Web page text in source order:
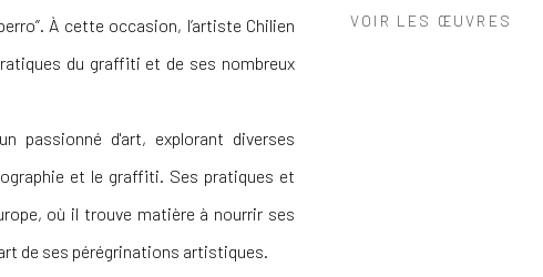
VOIR LES ŒUVRES
À cette occasion, l’artiste Chilien
du graffiti et de ses nombreux
passionné d'art, explorant diverses
et le graffiti. Ses pratiques et
où il trouve matière à nourrir ses
de ses pérégrinations artistiques.